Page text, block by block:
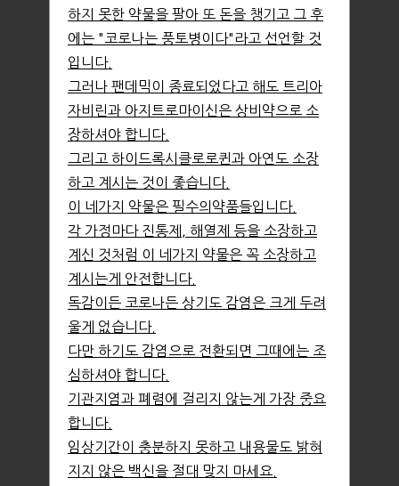
하지 못한 약물을 팔아 또 돈을 챙기고 그 후
에는 "코로나는 풍토병이다"라고 선언할 것
입니다.
그러나 팬데믹이 종료되었다고 해도 트리아
자비린과 아지트로마이신은 상비약으로 소
장하셔야 합니다.
그리고 하이드록시클로로퀸과 아연도 소장
하고 계시는 것이 좋습니다.
이 네가지 약물은 필수의약품들입니다.
각 가정마다 진통제, 해열제 등을 소장하고
계신 것처럼 이 네가지 약물은 꼭 소장하고
계시는게 안전합니다.
독감이든 코로나든 상기도 감염은 크게 두려
울게 없습니다.
다만 하기도 감염으로 전환되면 그때에는 조
심하셔야 합니다.
기관지염과 폐렴에 걸리지 않는게 가장 중요
합니다.
임상기간이 충분하지 못하고 내용물도 밝혀
지지 않은 백신을 절대 맞지 마세요.